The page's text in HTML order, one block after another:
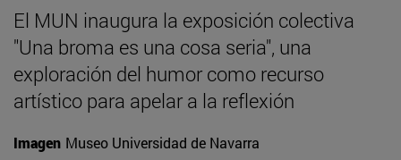
El MUN inaugura la exposición colectiva
"Una broma es una cosa seria", una
exploración del humor como recurso
artístico para apelar a la reflexión
Imagen Museo Universidad de Navarra